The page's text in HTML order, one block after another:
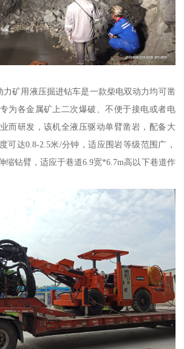
力矿用液压掘进钻车是一款柴电双动力均可凿
为各金属矿上二次爆破、不便于接电或者电
而研发，该机全液压驱动单臂凿岩，配备大
可达0.8-2.5米/分钟，适应围岩等级范围广，
缩钻臂，适应于巷道6.9宽*6.7m高以下巷道作